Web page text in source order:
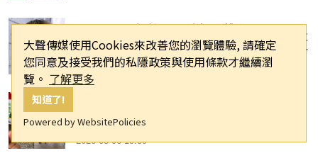
大聲傳媒使用Cookies來改善您的瀏覽體驗, 請確定
您同意及接受我們的私隱政策與使用條款才繼續瀏
覽。 了解更多
知道了!
Powered by WebsitePolicies
ENHYPEN粉絲Mina遭網暴離世！友人曝追
星心碎真相 怒轟西村力「不要再差別對待亞
洲粉絲」
2026-08-06 19:48
卡暖喊「記得常常幫我換照片」
2026-08-06 19:39